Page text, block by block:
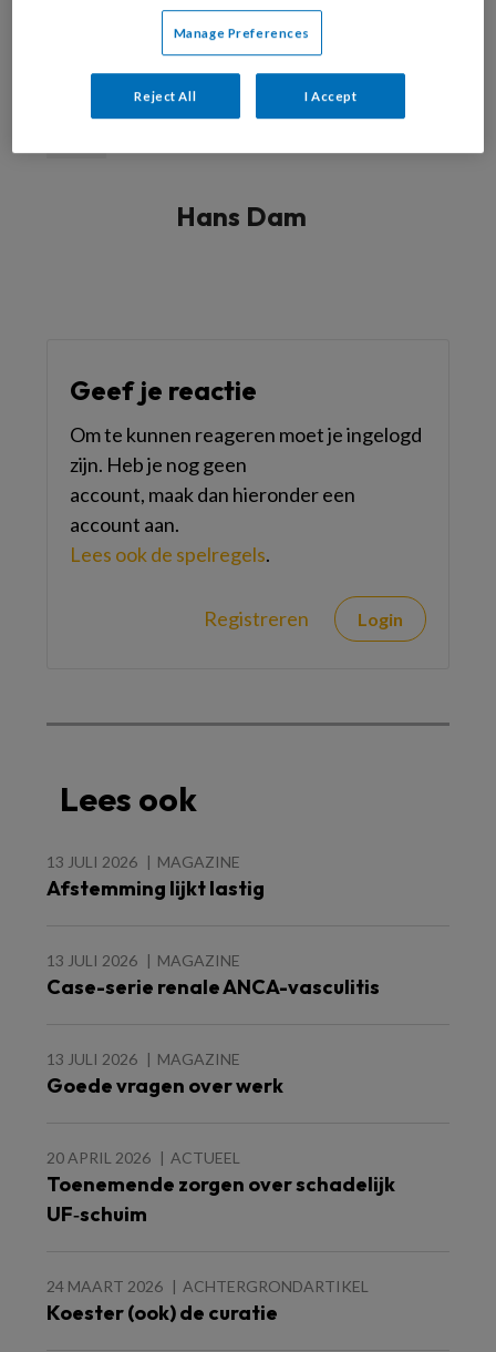
Reageer op dit artikel Deel dit artikel
Hans Dam
Geef je reactie
Om te kunnen reageren moet je ingelogd
zijn. Heb je nog geen
account, maak dan hieronder een
account aan.
Lees ook de spelregels.
Registreren Login
Lees ook
13 JULI 2026 MAGAZINE
Afstemming lijkt lastig
13 JULI 2026 MAGAZINE
Case-serie renale ANCA-vasculitis
13 JULI 2026 MAGAZINE
Goede vragen over werk
20 APRIL 2026 ACTUEEL
Toenemende zorgen over schadelijk
UF‑schuim
24 MAART 2026 ACHTERGRONDARTIKEL
Koester (ook) de curatie
Manage Preferences
Reject All I Accept